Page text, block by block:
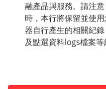
融產品與服務。請注
時，本行將保留並使
器自行產生的相關紀
及點選資料logs檔案等